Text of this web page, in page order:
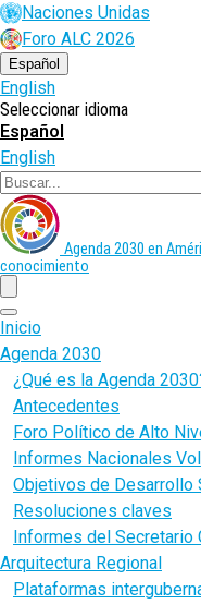
Pasar
al
contenido
principal
Naciones Unidas
Foro ALC 2026
Español
English
Seleccionar idioma
Español
English
Agenda 2030 en
conocimiento
menu
Inicio
Agenda 2030
¿Qué es la Agenda
Antecedentes
Foro Político de Alto
Informes Nacionales
Objetivos de Desarrollo
Resoluciones claves
Informes del Secretario
Arquitectura Regional
Plataformas